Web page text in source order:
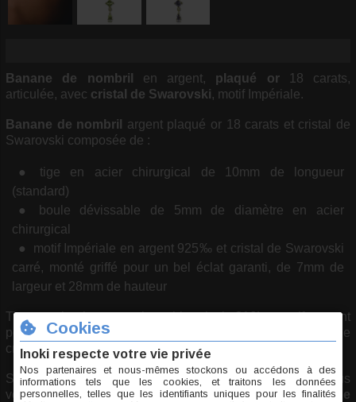
Banane de nombril en argent, plaqué or18 carats,
articulée, avec cristal de Swarovski, motif Impériale.
Banane de nombril
argent plaqué or 18 carats et cristal de
Swarovski composée de :
tige en acier chirurgical de 10mm de longueur
(standard)
boule dévissable de 5mm de diamètre en acier
chirurgical
motif Impériale en argent 925‰ et cristal de Swarovski
carré, monté griffé pour un bel éclat garanti, de 7mm de
largeur et 28mm de hauteur
Tige et boule en acier chirurgical 316L, motif argent
poinçonné 925‰, le tout plaqué or 18 carats et véritable
cristal de Swarovski.
S'agissant d'un véritable bijou d'une grande finesse, nous
vous recommandons de ne pas porter cette banane de